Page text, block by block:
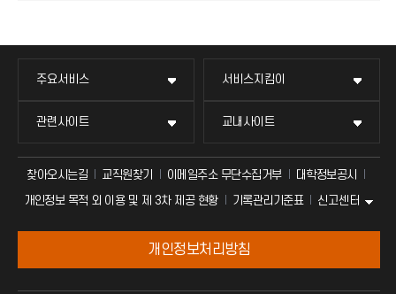
주요서비스 서비스지킴이
관련사이트 교내사이트
찾아오시는길 교직원찾기 이메일주소 무단수집거부
대학정보공시
개인정보 목적 외 이용 및 제 3차 제공 현황
기록관리기준표 신고센터
개인정보처리방침